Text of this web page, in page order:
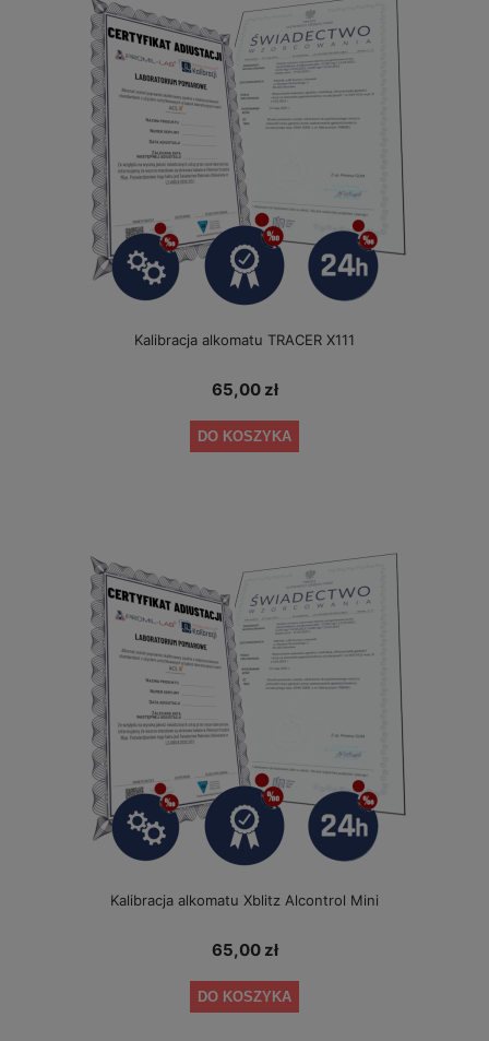
Kalibracja alkomatu TRACER X111
65,00 zł
DO KOSZYKA
Kalibracja alkomatu Xblitz Alcontrol Mini
65,00 zł
DO KOSZYKA